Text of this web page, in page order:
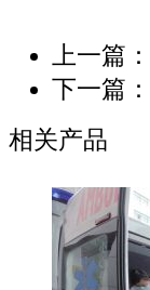
上一篇：
下一篇：
相关产品